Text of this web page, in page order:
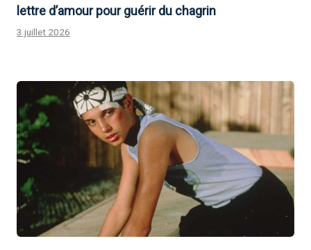
lettre d’amour pour guérir du chagrin
3 juillet 2026